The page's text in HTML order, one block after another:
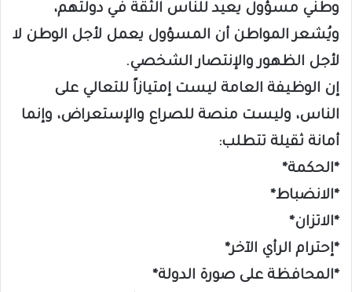
وطني مسؤول يعيد للناس الثقة في دولتهم،
ويُشعر المواطن أن المسؤول يعمل لأجل الوطن لا
لأجل الظهور والإنتصار الشخصي.
إن الوظيفة العامة ليست إمتيازاً للتعالي على
الناس، وليست منصة للصراع والإستعراض، وإنما
أمانة ثقيلة تتطلب:
*الحكمة*
*الانضباط*
*الاتزان*
*إحترام الرأي الآخر*
*المحافظة على صورة الدولة*